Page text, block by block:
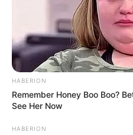
„Ennél sok magyar
nehézséget szenvedett
Ez a mondat egyszerre
megpróbáltatásokat és a
Több mint politikai
A választási eredmény
HABERION
Remember Honey Boo Boo?
See Her Now
HABERION